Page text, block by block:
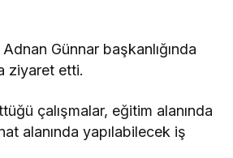
Günnar başkanlığında
ziyaret etti.
çalışmalar, eğitim alanında
alanında yapılabilecek iş